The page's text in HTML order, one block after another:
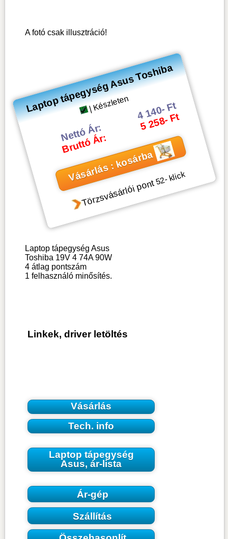
A fotó csak illusztráció!
Laptop tápegység Asus Toshiba
| Készleten
Nettó Ár:
Bruttó Ár:
4 140- Ft
5 258- Ft
Vásárlás : kosárba
Törzsvásárlói pont52- klick
Laptop tápegység Asus
Toshiba 19V 4 74A 90W
4átlag pontszám
1 felhasználó minősítés.
Linkek, driver letöltés
Vásárlás
Tech. info
Laptop tápegység
Asus, ár-lista
Ár-gép
Szállítás